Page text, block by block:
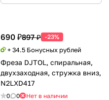
690 ₽897 ₽ -23%
+ 34.5 Бонусных рублей
Фреза DJTOL, спиральная,
двухзаходная, стружка вниз,
N2LXD417
0 0 Нет в наличии